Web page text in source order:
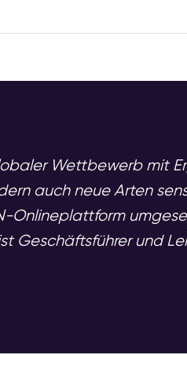
Wettbewerb mit
auch neue Arten
Onlineplattform
Geschäftsführer und